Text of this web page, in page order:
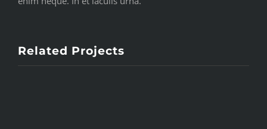
Related Projects